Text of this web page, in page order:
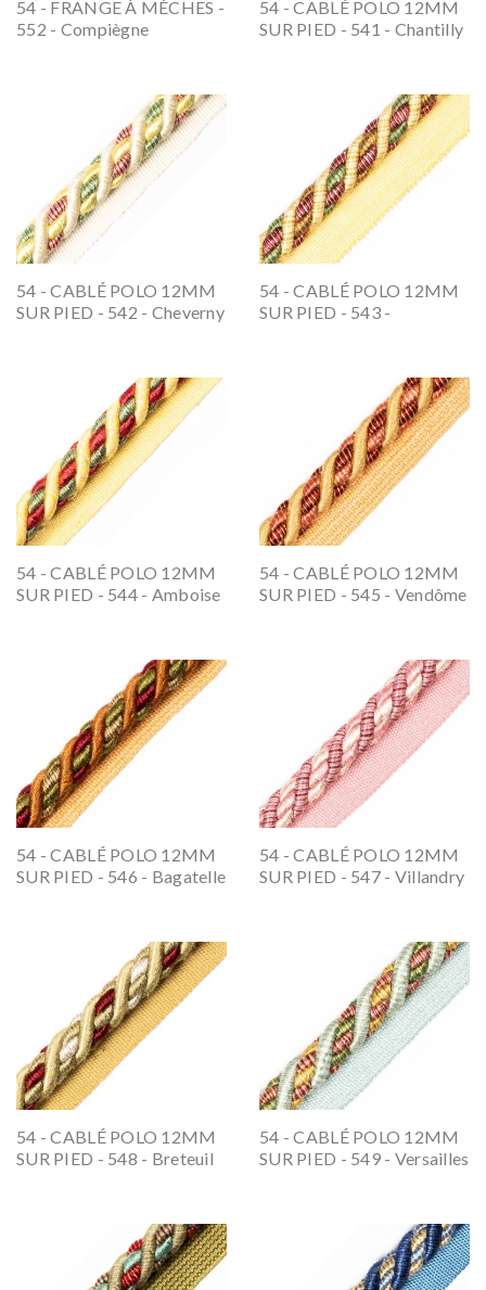
54 - FRANGE À MÈCHES -
552 - Compiègne
54 - CABLÉ POLO 12MM
SUR PIED - 541 - Chantilly
54 - CABLÉ POLO 12MM
SUR PIED - 542 - Cheverny
54 - CABLÉ POLO 12MM
SUR PIED - 543 -
54 - CABLÉ POLO 12MM
SUR PIED - 544 - Amboise
54 - CABLÉ POLO 12MM
SUR PIED - 545 - Vendôme
54 - CABLÉ POLO 12MM
SUR PIED - 546 - Bagatelle
54 - CABLÉ POLO 12MM
SUR PIED - 547 - Villandry
54 - CABLÉ POLO 12MM
SUR PIED - 548 - Breteuil
54 - CABLÉ POLO 12MM
SUR PIED - 549 - Versailles